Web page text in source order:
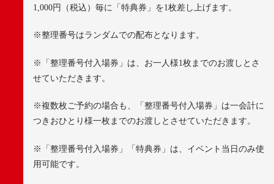
1,000円（税込）毎に「特典券」を1枚差し上げます。
※整理番号はランダムでの配布となります。
※ 「整理番号付入場券」は、お一人様1 枚までのお渡しとさ
せていただきます。
※複数枚ご予約の場合も、「整理番号付入場券」は一会計に
つきおひとり様一枚までのお渡しとさせていただきます。
※
「整理番号付入場券」「特典券」は、イベント当日のみ使
用可能です。